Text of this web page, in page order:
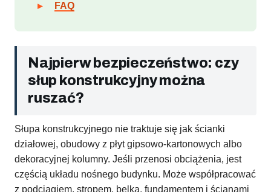
FAQ
Najpierw bezpieczeństwo: czy
słup konstrukcyjny można
ruszać?
Słupa konstrukcyjnego nie traktuje się jak ścianki
działowej, obudowy z płyt gipsowo-kartonowych albo
dekoracyjnej kolumny. Jeśli przenosi obciążenia, jest
częścią układu nośnego budynku. Może współpracować
z podciągiem, stropem, belką, fundamentem i ścianami